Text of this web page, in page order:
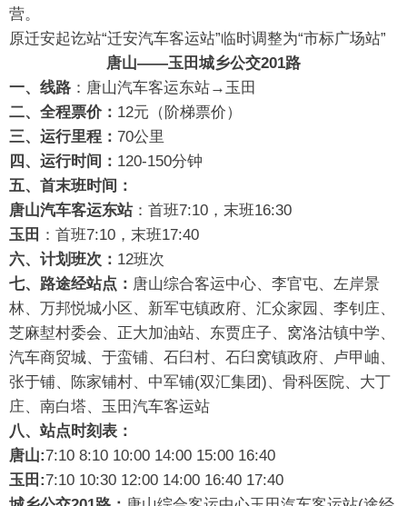
营。
原迁安起讫站“迁安汽车客运站”临时调整为“市标广场站”
唐山——玉田 城乡公交201路
一、线路 ：唐山汽车客运东站→玉田
二、全程票价： 12元（阶梯票价）
三、运行里程： 70公里
四、运行时间： 120-150分钟
五、首末班时间：
唐山汽车客运东站：首班7:10，末班16:30
玉田 ：首班7:10，末班17:40
六、计划班次： 12班次
七、路途经站点： 唐山综合客运中心、李官屯、左岸景
林、万邦悦城小区、新军屯镇政府、汇众家园、李钊庄、
芝麻堼村委会、正大加油站、东贾庄子、窝洛沽镇中学、
汽车商贸城、于蛮铺、石臼村、石臼窝镇政府、卢甲岫、
张于铺、陈家铺村、中军铺(双汇集团)、骨科医院、大丁
庄、南白塔、玉田汽车客运站
八、站点时刻表：
唐山:7:10 8:10 10:00 14:00 15:00 16:40
玉田:7:10 10:30 12:00 14:00 16:40 17:40